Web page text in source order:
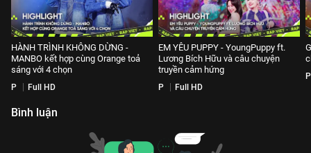
HÀNH TRÌNH KHÔNG DỪNG -
MANBO kết hợp cùng Orange toả
sáng với 4 chọn
P Full HD
EM YÊU PUPPY - YoungPuppy ft.
Lương Bích Hữu và câu chuyện
truyền cảm hứng
P Full HD
P
Bình luận